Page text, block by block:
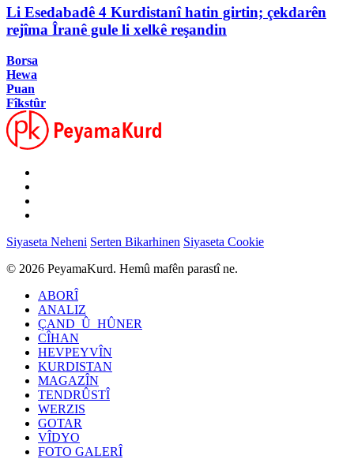
Li Esedabadê 4 Kurdistanî hatin girtin; çekdarên
rejîma Îranê gule li xelkê reşandin
Borsa
Hewa
Puan
Fîkstûr
Siyaseta Neheni Serten Bikarhinen Siyaseta Cookie
© 2026 PeyamaKurd. Hemû mafên parastî ne.
ABORÎ
ANALIZ
ÇAND_Û_HÛNER
CÎHAN
HEVPEYVÎN
KURDISTAN
MAGAZÎN
TENDRÛSTÎ
WERZIS
GOTAR
VÎDYO
FOTO GALERÎ